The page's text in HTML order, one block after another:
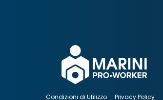
Condizioni di Utilizzo Privacy Policy